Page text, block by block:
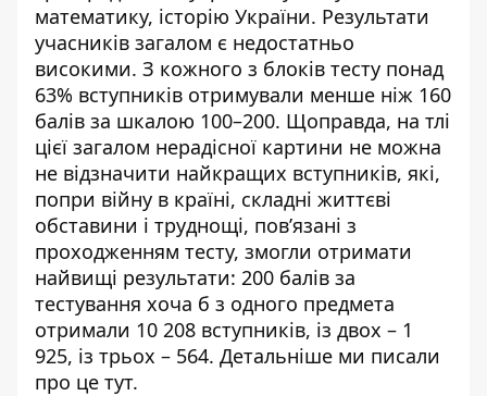
математику, історію України. Результати
учасників загалом є недостатньо
високими. З кожного з блоків тесту понад
63% вступників отримували менше ніж 160
балів за шкалою 100–200. Щоправда, на тлі
цієї загалом нерадісної картини не можна
не відзначити найкращих вступників, які,
попри війну в країні, складні життєві
обставини і труднощі, пов’язані з
проходженням тесту, змогли отримати
найвищі результати: 200 балів за
тестування хоча б з одного предмета
отримали 10 208 вступників, із двох – 1
925, із трьох – 564. Детальніше ми писали
про це тут.